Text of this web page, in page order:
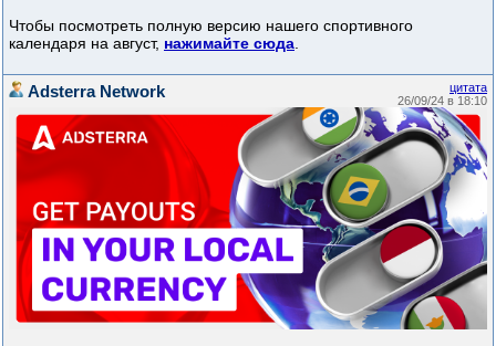
Чтобы посмотреть полную версию нашего спортивного
календаря на август, нажимайте сюда
цитата
26/09/24 в 18:10
Adsterra Network